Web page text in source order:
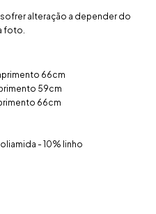
alteração a depender do
foto.
66cm
59cm
66cm
- 10% linho